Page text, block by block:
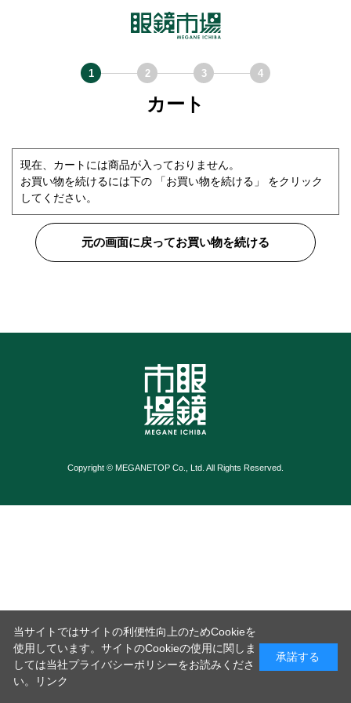
カート
現在、カートには商品が入っておりません。
お買い物を続けるには下の 「お買い物を続ける」 をクリック
してください。
元の画面に戻ってお買い物を続ける
Copyright © MEGANETOP Co., Ltd. All Rights Reserved.
当サイトではサイトの利便性向上のためCookieを
使用しています。サイトのCookieの使用に関しま
しては当社プライバシーポリシーをお読みくださ
い。
リンク
承諾する